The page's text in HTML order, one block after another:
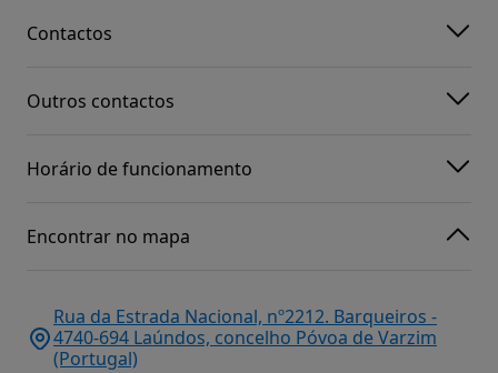
Contactos
Outros contactos
Horário de funcionamento
Encontrar no mapa
Rua da Estrada Nacional, nº2212. Barqueiros -
4740-694 Laúndos, concelho Póvoa de Varzim
(Portugal)